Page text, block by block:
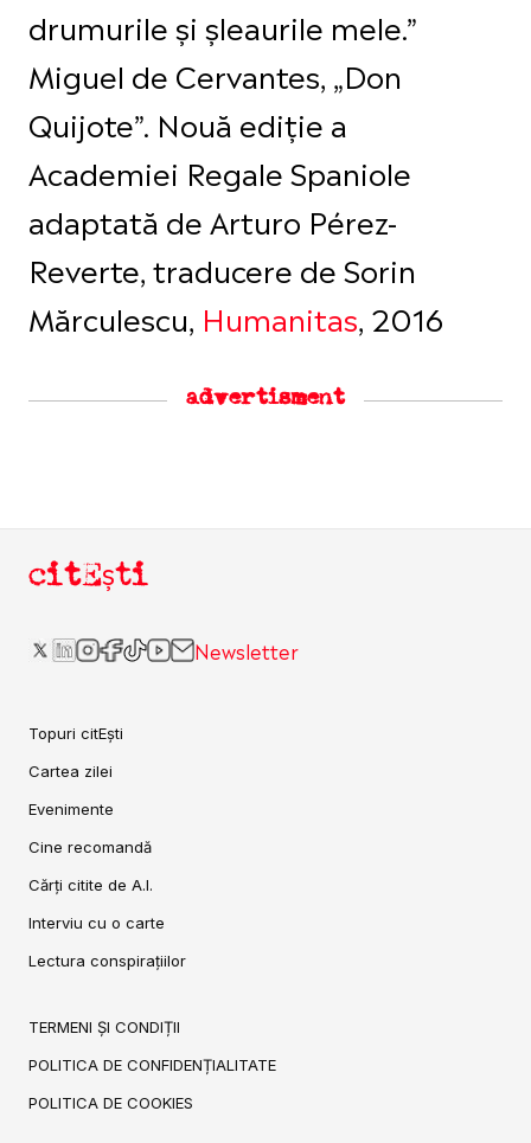
drumurile şi şleaurile mele.”
Miguel de Cervantes, „Don
Quijote”. Nouă ediţie a
Academiei Regale Spaniole
adaptată de Arturo Pérez-
Reverte, traducere de Sorin
Mărculescu, Humanitas, 2016
advertisment
citEști
Newsletter
Topuri citEști
Cartea zilei
Evenimente
Cine recomandă
Cărți citite de A.I.
Interviu cu o carte
Lectura conspirațiilor
TERMENI ȘI CONDIȚII
POLITICA DE CONFIDENȚIALITATE
POLITICA DE COOKIES